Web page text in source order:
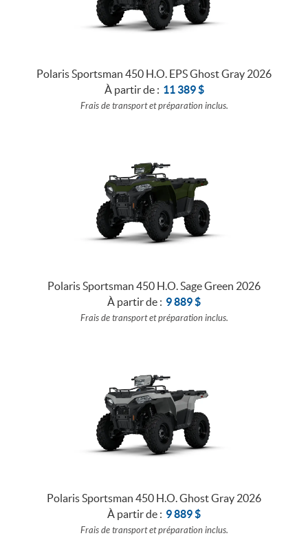
Polaris Sportsman 450 H.O. EPS Ghost Gray 2026
À partir de : 11 389$
Frais de transport et préparation inclus.
Polaris Sportsman 450 H.O. Sage Green 2026
À partir de : 9 889$
Frais de transport et préparation inclus.
Polaris Sportsman 450 H.O. Ghost Gray 2026
À partir de : 9 889$
Frais de transport et préparation inclus.